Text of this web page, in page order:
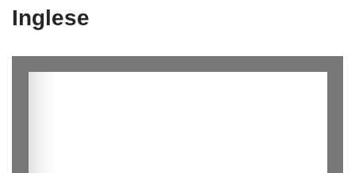
Inglese